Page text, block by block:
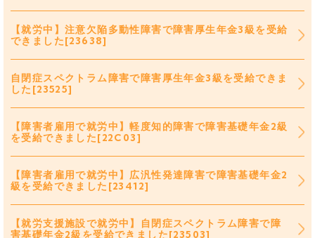
【就労中】注意欠陥多動性障害で障害厚生年金3級を受給
できました[23638]
自閉症スペクトラム障害で障害厚生年金3級を受給できま
した[23525]
【障害者雇用で就労中】軽度知的障害で障害基礎年金2級
を受給できました[22C03]
【障害者雇用で就労中】広汎性発達障害で障害基礎年金2
級を受給できました[23412]
【就労支援施設で就労中】自閉症スペクトラム障害で障
害基礎年金2級を受給できました[23503]